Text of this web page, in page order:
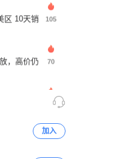
10天销
105
，高价仍
70
办公室并
186
推出12个月 213
加入